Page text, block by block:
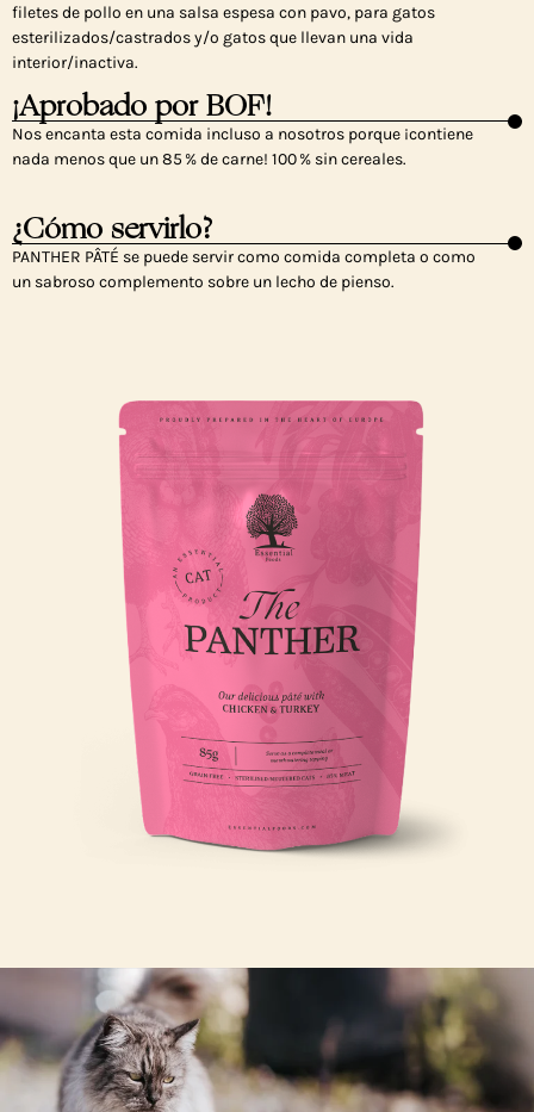
filetes de pollo en una salsa espesa con pavo, para gatos
esterilizados/castrados y/o gatos que llevan una vida
interior/inactiva.
¡Aprobado por BOF!
Nos encanta esta comida incluso a nosotros porque ¡contiene
nada menos que un 85 % de carne! 100 % sin cereales.
¿Cómo servirlo?
PANTHER PÂTÉ se puede servir como comida completa o como
un sabroso complemento sobre un lecho de pienso.